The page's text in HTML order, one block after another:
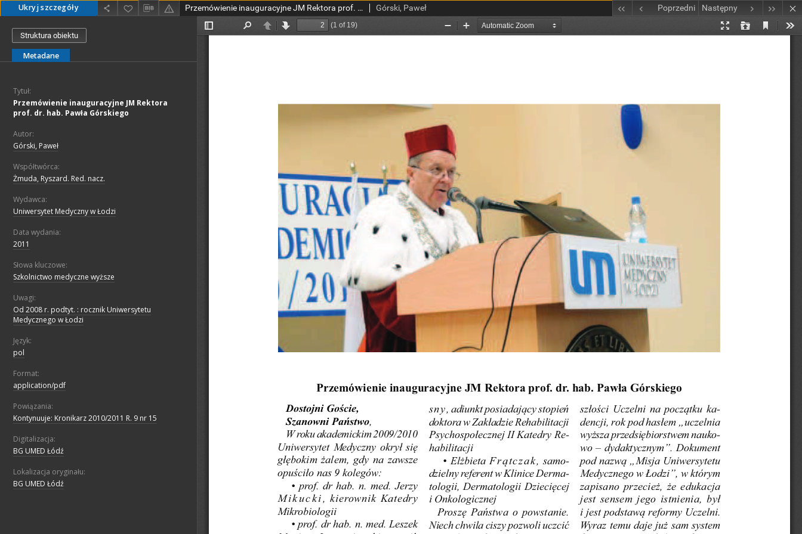
Ukryj szczegóły Przemówienie inauguracyjne JM Rektora prof. dr. hab. Pawła Górskiego Górski, Paweł Poprzedni Następny
Struktura obiektu
Metadane
Tytuł:
Przemówienie inauguracyjne JM Rektora
prof. dr. hab. Pawła Górskiego
Autor:
Górski, Paweł
Współtwórca:
Żmuda, Ryszard. Red. nacz.
Wydawca:
Uniwersytet Medyczny w Łodzi
Data wydania:
2011
Słowa kluczowe:
Szkolnictwo medyczne wyższe
Uwagi:
Od 2008 r. podtyt. : rocznik Uniwersytetu
Medycznego w Łodzi
Język:
pol
Format:
application/pdf
Powiązania:
Kontynuuje: Kronikarz 2010/2011 R. 9 nr 15
Digitalizacja:
BG UMED Łódź
Lokalizacja oryginału:
BG UMED Łódź